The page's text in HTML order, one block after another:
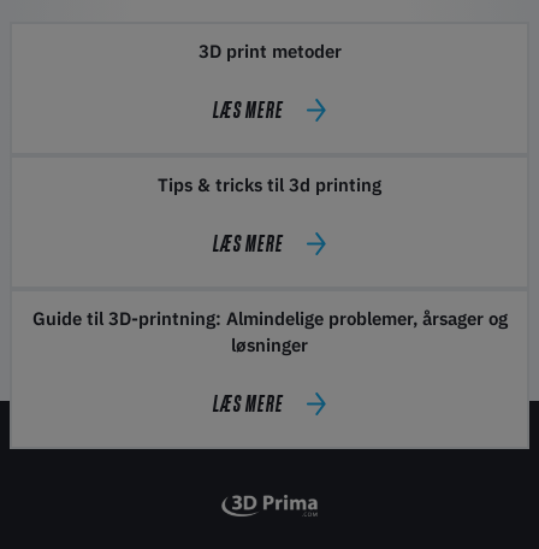
3D print metoder
LÆS MERE
Tips & tricks til 3d printing
LÆS MERE
Guide til 3D-printning: Almindelige problemer, årsager og
løsninger
LÆS MERE